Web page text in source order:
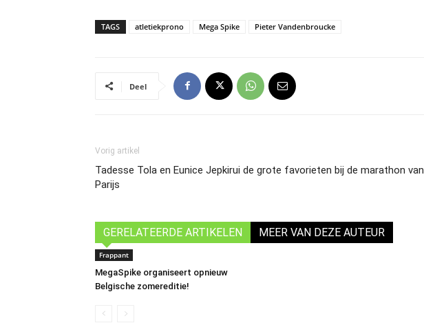
TAGS atletiekprono Mega Spike Pieter Vandenbroucke
Deel
Vorig artikel
Tadesse Tola en Eunice Jepkirui de grote favorieten bij de marathon van
Parijs
GERELATEERDE ARTIKELEN MEER VAN DEZE AUTEUR
Frappant
MegaSpike organiseert opnieuw
Belgische zomereditie!